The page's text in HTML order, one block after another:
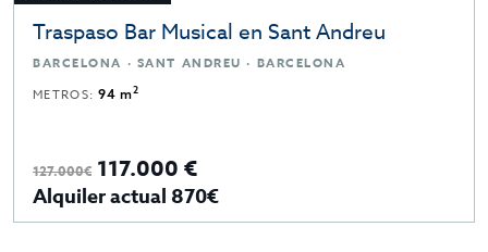
Traspaso Bar Musical en Sant Andreu
BARCELONA · SANT ANDREU · BARCELONA
METROS:94 m2
127.000€ 117.000 €
Alquiler actual 870€